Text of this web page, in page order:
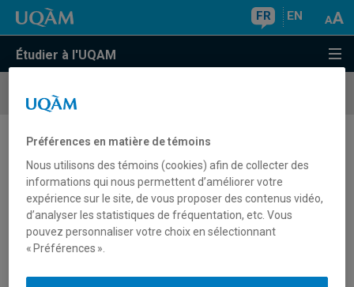
FR EN
Étudier à l'UQAM
Calendriers
Calendrier universitaire 2018-2019
En cas de disparité entre les dates affichées sur
Préférences en matière de témoins
Nous utilisons des témoins (cookies) afin de collecter des
informations qui nous permettent d’améliorer votre
expérience sur le site, de vous proposer des contenus vidéo,
d’analyser les statistiques de fréquentation, etc. Vous
pouvez personnaliser votre choix en sélectionnant
« Préférences ».